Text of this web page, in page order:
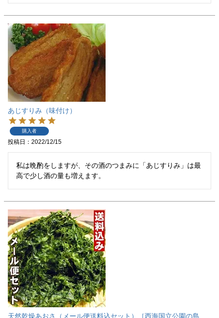
あじすりみ（味付け）
購入者
投稿日 2022/12/15
私は晩酌をしますが、その酒のつまみに「あじすりみ」は最
高で少し酒の量も増えます。
天然乾燥あおさ（メール便送料込セット）［西海国立公園の島、